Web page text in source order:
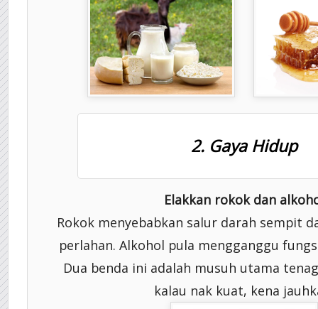
2. Gaya Hidup
Elakkan rokok dan
Rokok menyebabkan salur darah sempit
perlahan. Alkohol pula mengganggu
Dua benda ini adalah musuh utama
kalau nak kuat, kena